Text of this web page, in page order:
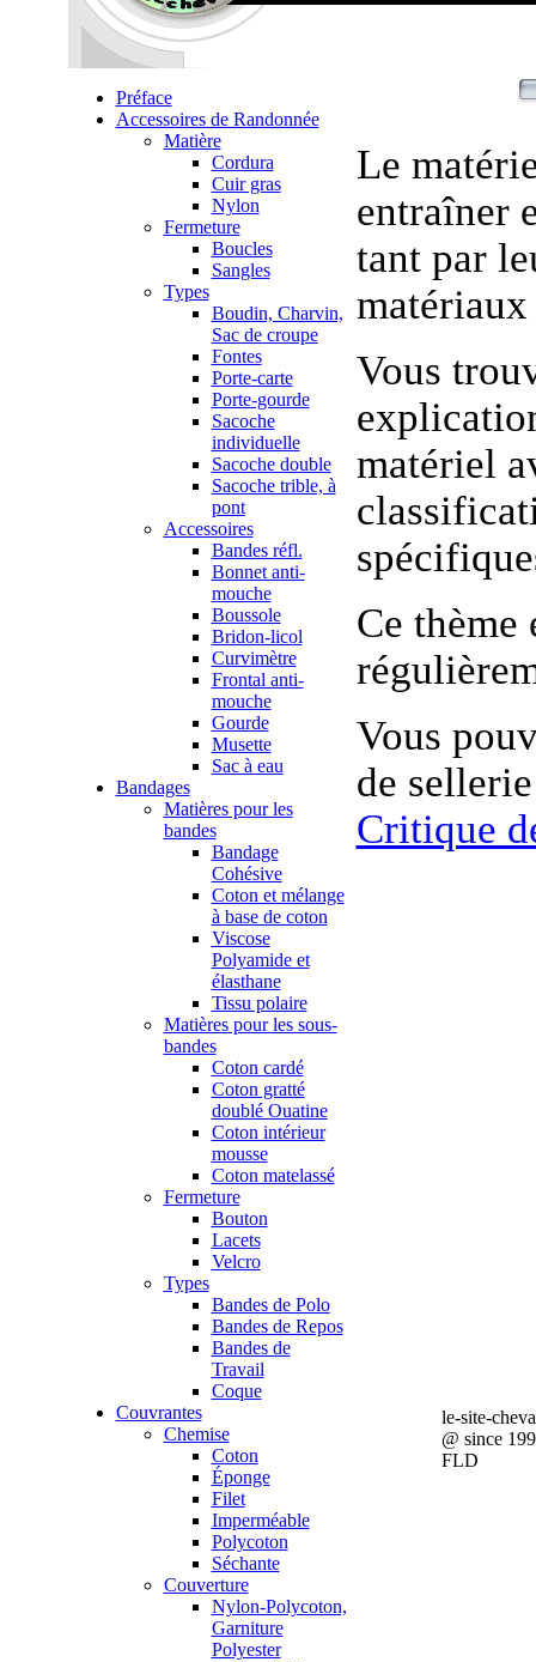
Préface
Accessoires de Randonnée
Matière
Cordura
Cuir gras
Nylon
Fermeture
Boucles
Sangles
Types
Boudin, Charvin,
Sac de croupe
Fontes
Porte-carte
Porte-gourde
Sacoche
individuelle
Sacoche double
Sacoche trible, à
pont
Accessoires
Bandes réfl.
Bonnet anti-
mouche
Boussole
Bridon-licol
Curvimètre
Frontal anti-
mouche
Gourde
Musette
Sac à eau
Bandages
Matières pour les
bandes
Bandage
Cohésive
Coton et mélange
à base de coton
Viscose
Polyamide et
élasthane
Tissu polaire
Matières pour les sous-
bandes
Coton cardé
Coton gratté
doublé Ouatine
Coton intérieur
mousse
Coton matelassé
Fermeture
Bouton
Lacets
Velcro
Types
Bandes de Polo
Bandes de Repos
Bandes de
Travail
Coque
Couvrantes
Chemise
Coton
Éponge
Filet
Imperméable
Polycoton
Séchante
Couverture
Nylon-Polycoton,
Garniture
Polyester
Le
entraîner
tant par
Vous
matériel
Ce thème
Vous
de
Critique
le-site-
@ since
FLD